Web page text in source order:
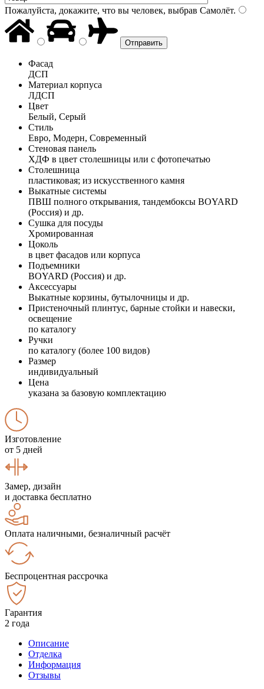
Пожалуйста, докажите, что вы человек, выбрав Самолёт.
Фасад
ДСП
Материал корпуса
ЛДСП
Цвет
Белый, Серый
Стиль
Евро, Модерн, Современный
Стеновая панель
ХДФ в цвет столешницы или с фотопечатью
Столешница
пластиковая; из искусственного камня
Выкатные системы
ПВШ полного открывания, тандембоксы BOYARD
(Россия) и др.
Сушка для посуды
Хромированная
Цоколь
в цвет фасадов или корпуса
Подъемники
BOYARD (Россия) и др.
Аксессуары
Выкатные корзины, бутылочницы и др.
Пристеночный плинтус, барные стойки и навески,
освещение
по каталогу
Ручки
по каталогу (более 100 видов)
Размер
индивидуальный
Цена
указана за базовую комплектацию
Изготовление
от 5 дней
Замер, дизайн
и доставка бесплатно
Оплата наличными, безналичный расчёт
Беспроцентная рассрочка
Гарантия
2 года
Описание
Отделка
Информация
Отзывы